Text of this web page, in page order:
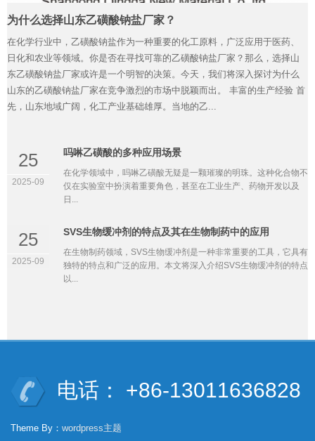
为什么选择山东乙磺酸钠盐厂家？
在化学行业中，乙磺酸钠盐作为一种重要的化工原料，广泛应用于医药、
日化和农业等领域。你是否在寻找可靠的乙磺酸钠盐厂家？那么，选择山
东乙磺酸钠盐厂家或许是一个明智的决策。今天，我们将深入探讨为什么
山东的乙磺酸钠盐厂家在竞争激烈的市场中脱颖而出。 丰富的生产经验 首
先，山东地域广阔，化工产业基础雄厚。当地的乙...
25
2025-09
吗啉乙磺酸的多种应用场景
在化学领域中，吗啉乙磺酸无疑是一颗璀璨的明珠。这种化合物不
仅在实验室中扮演着重要角色，甚至在工业生产、药物开发以及
日...
25
2025-09
SVS生物缓冲剂的特点及其在生物制药中的应用
在生物制药领域，SVS生物缓冲剂是一种非常重要的工具，它具有
独特的特点和广泛的应用。本文将深入介绍SVS生物缓冲剂的特点
以...
电话： +86-13011636828
Theme By： wordpress主题